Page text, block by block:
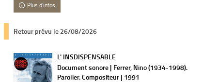
Plus d'infos
Retour prévu le 26/08/2026
L' INSDISPENSABLE
Document sonore | Ferrer, Nino (1934-1998).
Parolier. Compositeur | 1991